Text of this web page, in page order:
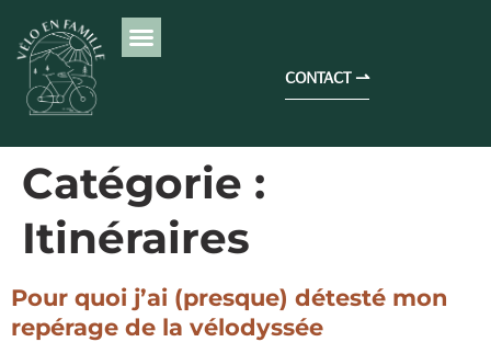
CONTACT ⇀
Catégorie :
Itinéraires
Pour quoi j’ai (presque) détesté mon
repérage de la vélodyssée